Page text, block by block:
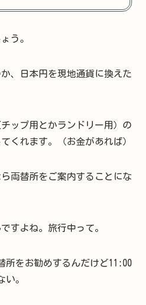
う。
、日本円を現地通貨に換えた
ップ用とかランドリー用）の
くれます。（お金があれば）
両替所をご案内することにな
すよね。旅行中って。
所をお勧めするんだけど11:00
い。